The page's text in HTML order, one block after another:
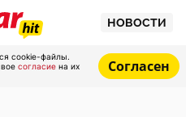
НОВОСТИ
cookie-файлы.
согласие на их
Согласен